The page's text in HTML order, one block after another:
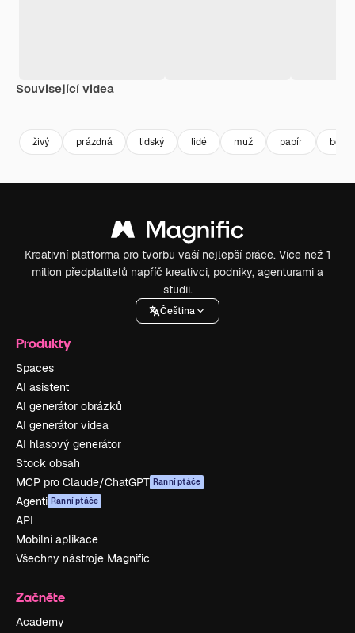
Související videa
živý prázdná lidský lidé muž papír board
Kreativní platforma pro tvorbu vaší nejlepší práce. Více než 1
milion předplatitelů napříč kreativci, podniky, agenturami a
studii.
Čeština
Produkty
Spaces
AI asistent
AI generátor obrázků
AI generátor videa
AI hlasový generátor
Stock obsah
MCP pro Claude/ChatGPT Ranní ptáče
Agenti Ranní ptáče
API
Mobilní aplikace
Všechny nástroje Magnific
Začněte
Academy